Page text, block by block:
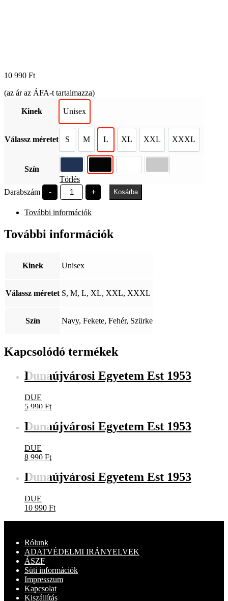
10 990 Ft
(az ár az ÁFA-t tartalmazza)
Kinek Unisex
Válassz méretet S M L XL XXL XXXL
Szín
Törlés
Darabszám
-
DUE
Jó
mennyiség
+ Kosárba
További információk
További információk
Kinek Unisex
Válassz méretet S, M, L, XL, XXL, XXXL
Szín Navy, Fekete, Fehér, Szürke
Kapcsolódó termékek
Dunaújvárosi Egyetem Est 1953
DUE
5 990 Ft
Dunaújvárosi Egyetem Est 1953
DUE
8 990 Ft
Dunaújvárosi Egyetem Est 1953
DUE
10 990 Ft
Rólunk
ADATVÉDELMI IRÁNYELVEK
ÁSZF
Süti információk
Impresszum
Kapcsolat
Kiszállítás